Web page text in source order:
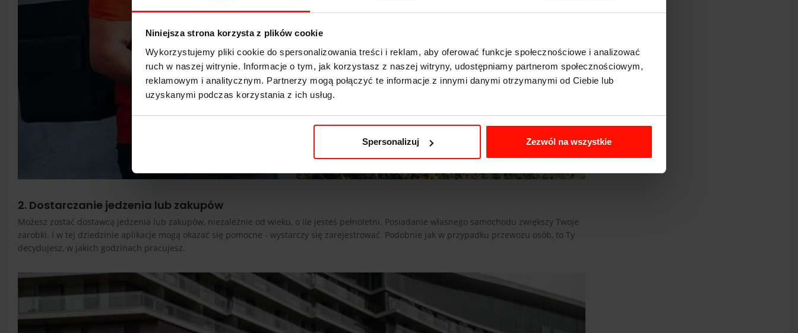
Niniejsza strona korzysta z plików cookie
Wykorzystujemy pliki cookie do spersonalizowania treści i reklam, aby oferować funkcje społecznościowe i analizować
ruch w naszej witrynie. Informacje o tym, jak korzystasz z naszej witryny, udostępniamy partnerom społecznościowym,
reklamowym i analitycznym. Partnerzy mogą połączyć te informacje z innymi danymi otrzymanymi od Ciebie lub
uzyskanymi podczas korzystania z ich usług.
Spersonalizuj Zezwól na wszystkie
2. Dostarczanie jedzenia lub zakupów
Możesz zostać dostawcą jedzenia lub zakupów, niezależnie od wieku, o ile jesteś pełnoletni. Posiadanie własnego samochodu zwiększy Twoje
zarobki. I w tej dziedzinie aplikacje mogą okazać się pomocne - wystarczy się zarejestrować. Podobnie jak w przypadku przewozu osób, to Ty
decydujesz, w jakich godzinach pracujesz.